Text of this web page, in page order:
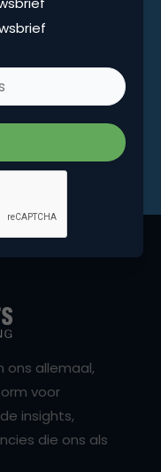
ons allemaal,
voor
insights,
die ons als